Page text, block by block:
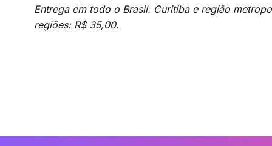
Entrega em todo o Brasil. Curitiba e região
regiões: R$ 35,00.